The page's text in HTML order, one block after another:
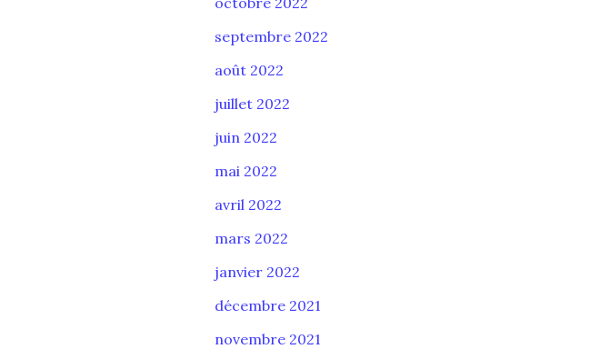
septembre 2022
août 2022
juillet 2022
juin 2022
mai 2022
avril 2022
mars 2022
janvier 2022
décembre 2021
novembre 2021